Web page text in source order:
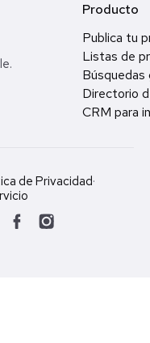
Producto
Publica tu
Listas de
Búsquedas
Directorio
CRM para
de Privacidad·